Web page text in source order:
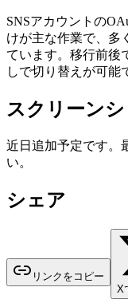
SNSアカウントの
けが主な作業で、多
ています。移行前後
しで切り替えが可能
スクリーンシ
近日追加予定です。
い。
シェア
リンクをコピー
X